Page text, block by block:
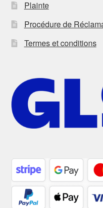
Plainte
Procédure de
Termes et conditions